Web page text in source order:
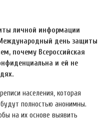
личной информации
день защиты
почему Всероссийская
и ей не
населения, которая
полностью анонимны.
на их основе выявить